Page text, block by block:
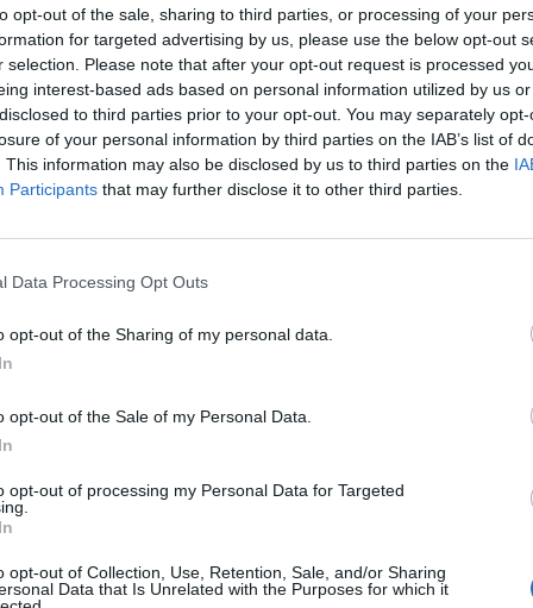
opt-out of the sale, sharing to third parties, or processing of your
for targeted advertising by us, please use the below opt-out
selection. Please note that after your opt-out request is processed
interest-based ads based on personal information utilized by us
to third parties prior to your opt-out. You may separately
of your personal information by third parties on the IAB’s list of
This information may also be disclosed by us to third parties on the
Participants that may further disclose it to other third parties.
Data Processing Opt Outs
opt-out of the Sharing of my personal data.
opt-out of the Sale of my Personal Data.
opt-out of processing my Personal Data for Targeted
opt-out of Collection, Use, Retention, Sale, and/or Sharing
Data that Is Unrelated with the Purposes for which it
Európában a lakosság magas állampapír-
ÁKK-vezérigazgató előadásában a Portfolio mai
a nyugdíjcélú megtakarítások területén viszont
az ÁKK-nak a kormány asztalán fekvő javaslata
távú nyugdíjcélú megtakarítások piacára, hogy
Úgy tűnik tehát, versenytársat kaphatnak a
eddigi szereplői.
milliárd forint volt lakossági állampapír. A lakossági forint
Írországban ez az arány 12%. Jelenleg - Eximbank...
portfolio.hu hírarchívumához tartozik, melynek olvasása
tartalmazza:
elmúlt 2 év napon belüli